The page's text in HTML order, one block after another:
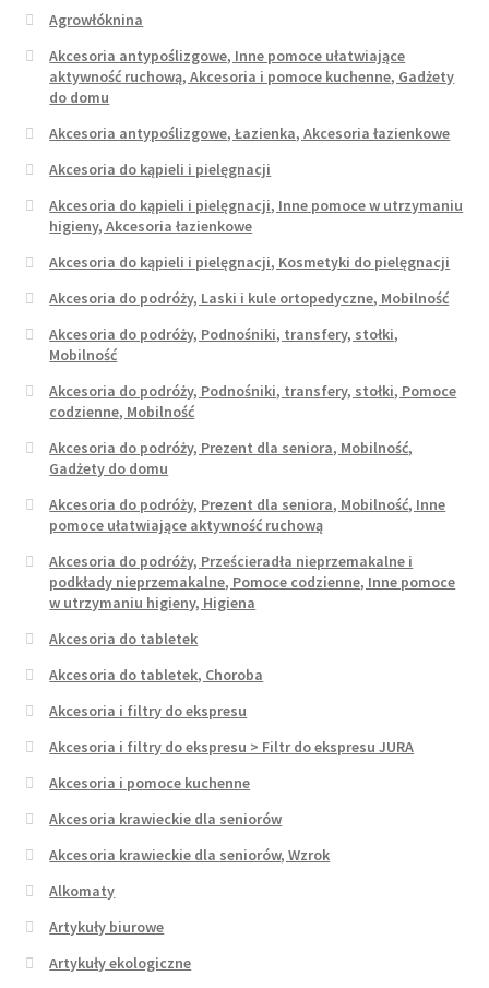
Agrowłóknina
Akcesoria antypoślizgowe, Inne pomoce ułatwiające
aktywność ruchową, Akcesoria i pomoce kuchenne, Gadżety
do domu
Akcesoria antypoślizgowe, Łazienka, Akcesoria łazienkowe
Akcesoria do kąpieli i pielęgnacji
Akcesoria do kąpieli i pielęgnacji, Inne pomoce w utrzymaniu
higieny, Akcesoria łazienkowe
Akcesoria do kąpieli i pielęgnacji, Kosmetyki do pielęgnacji
Akcesoria do podróży, Laski i kule ortopedyczne, Mobilność
Akcesoria do podróży, Podnośniki, transfery, stołki,
Mobilność
Akcesoria do podróży, Podnośniki, transfery, stołki, Pomoce
codzienne, Mobilność
Akcesoria do podróży, Prezent dla seniora, Mobilność,
Gadżety do domu
Akcesoria do podróży, Prezent dla seniora, Mobilność, Inne
pomoce ułatwiające aktywność ruchową
Akcesoria do podróży, Prześcieradła nieprzemakalne i
podkłady nieprzemakalne, Pomoce codzienne, Inne pomoce
w utrzymaniu higieny, Higiena
Akcesoria do tabletek
Akcesoria do tabletek, Choroba
Akcesoria i filtry do ekspresu
Akcesoria i filtry do ekspresu > Filtr do ekspresu JURA
Akcesoria i pomoce kuchenne
Akcesoria krawieckie dla seniorów
Akcesoria krawieckie dla seniorów, Wzrok
Alkomaty
Artykuły biurowe
Artykuły ekologiczne